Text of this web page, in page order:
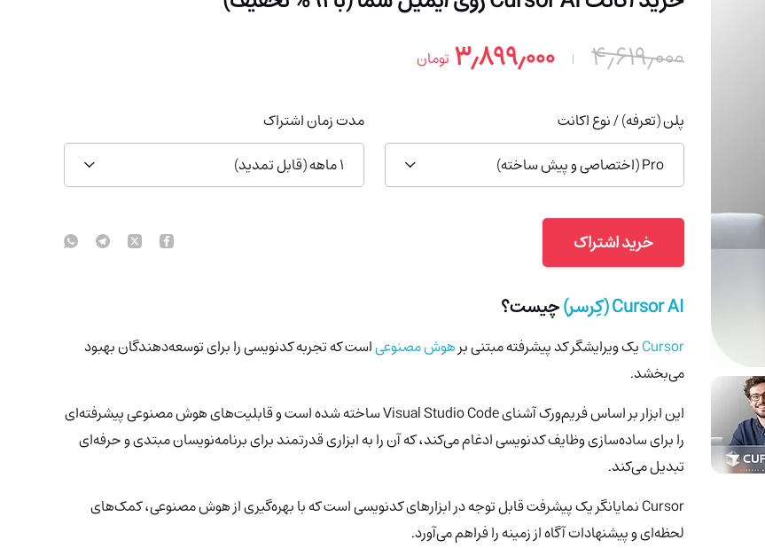
۴٫۶۱۹٫۰۰۰ ۳٫۸۹۹٫۰۰۰ تومان
پلن (تعرفه) / نوع اکانت
Pro (اختصاصی و پیش ساخته)
مدت زمان اشتراک
1 ماهه (قابل تمدید)
خرید اشتراک
Cursor AI(کِرسر)چیست؟
Cursorیک ویرایشگر کد پیشرفته مبتنی برهوش مصنوعیاست که تجربه کدنویسی را برای توسعه‌دهندگان بهبود
می‌بخشد.
این ابزار بر اساس فریم‌ورک آشنای Visual Studio Code ساخته شده است و قابلیت‌های هوش مصنوعی پیشرفته‌ای
را برای ساده‌سازی وظایف کدنویسی ادغام می‌کند، که آن را به ابزاری قدرتمند برای برنامه‌نویسان مبتدی و حرفه‌ای
تبدیل می‌کند.
Cursorنمایانگر یک پیشرفت قابل توجه در ابزارهای کدنویسی است که با بهره‌گیری از هوش مصنوعی، کمک‌های
لحظه‌ای و پیشنهادات آگاه از زمینه را فراهم می‌آورد.